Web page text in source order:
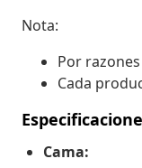
Nota:
Por
Cada
Cama: